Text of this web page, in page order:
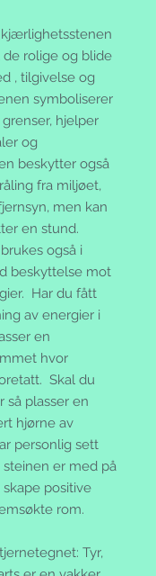
kjærlighetsstenen
de rolige og blide
, tilgivelse og
symboliserer
hjelper
og
beskytter også
fra miljøet,
men kan
en stund.
også i
beskyttelse mot
Har du fått
av energier i
en
hvor
Skal du
plasser en
hjørne av
personlig sett
er med på
positive
rom.
Tyr,